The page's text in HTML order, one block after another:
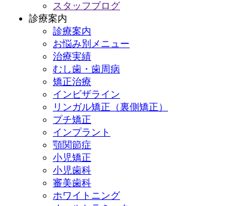
スタッフブログ
診療案内
診療案内
お悩み別メニュー
治療実績
むし歯・歯周病
矯正治療
インビザライン
リンガル矯正（裏側矯正）
プチ矯正
インプラント
顎関節症
小児矯正
小児歯科
審美歯科
ホワイトニング